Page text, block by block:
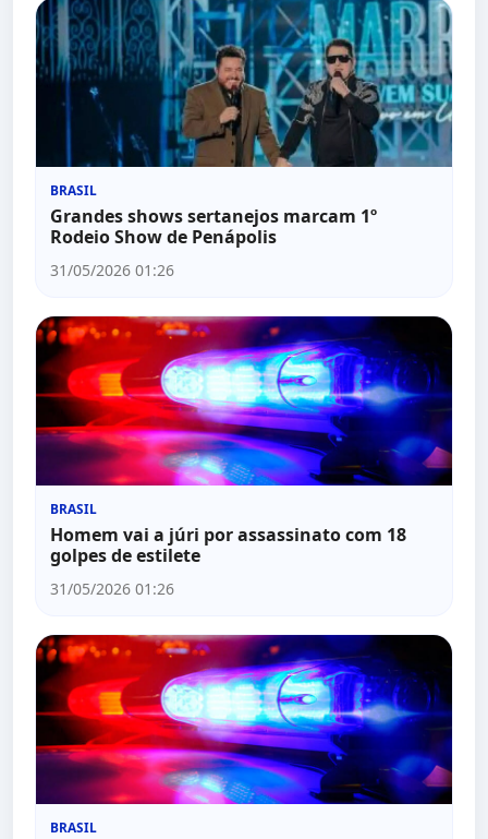
BRASIL
Grandes shows sertanejos marcam 1º
Rodeio Show de Penápolis
31/05/2026 01:26
BRASIL
Homem vai a júri por assassinato com 18
golpes de estilete
31/05/2026 01:26
BRASIL